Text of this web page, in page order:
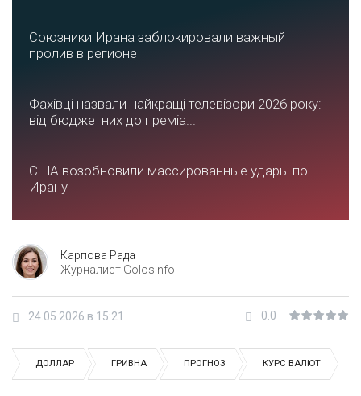
Союзники Ирана заблокировали важный
пролив в регионе
Фахівці назвали найкращі телевізори 2026 року:
від бюджетних до преміа...
США возобновили массированные удары по
Ирану
Карпова Рада
Журналист GolosInfo
24.05.2026 в 15:21 0.0
ДОЛЛАР ГРИВНА ПРОГНОЗ КУРС ВАЛЮТ